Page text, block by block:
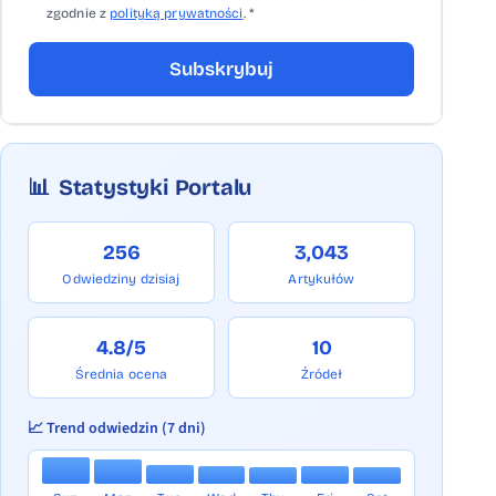
zgodnie z polityką prywatności. *
Subskrybuj
📊 Statystyki Portalu
256
Odwiedziny dzisiaj
3,043
Artykułów
4.8/5
Średnia ocena
10
Źródeł
📈 Trend odwiedzin (7 dni)